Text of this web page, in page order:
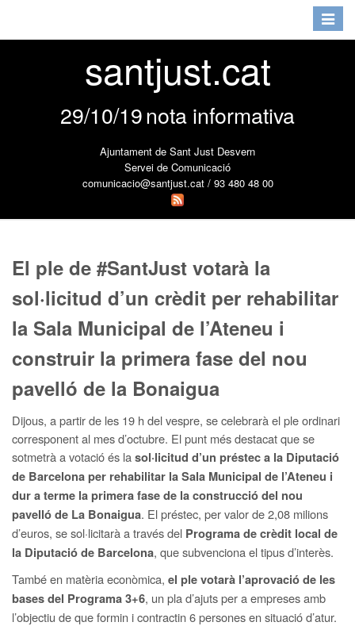
Toggle
santjust.cat
29/10/19nota informativa
Ajuntament de Sant Just Desvern
Servei de Comunicació
comunicacio@santjust.cat / 93 480 48 00
El ple de #SantJust votarà la
sol·licitud d’un crèdit per rehabilitar
la Sala Municipal de l’Ateneu i
construir la primera fase del nou
pavelló de la Bonaigua
Dijous, a partir de les 19 h del vespre, se celebrarà el ple ordinari
corresponent al mes d’octubre. El punt més destacat que se
sotmetrà a votació és lasol·licitud d’un préstec a la Diputació
de Barcelona per rehabilitar la Sala Municipal de l’Ateneu i
dur a terme la primera fase de la construcció del nou
pavelló de La Bonaigua. El préstec, per valor de 2,08 milions
d’euros, se sol·licitarà a través del Programa de crèdit local de
la Diputació de Barcelona, que subvenciona el tipus d’interès.
També en matèria econòmica, el ple votarà l’aprovació de les
bases del Programa 3+6, un pla d’ajuts per a empreses amb
l’objectiu de que formin i contractin 6 persones en situació d’atur.